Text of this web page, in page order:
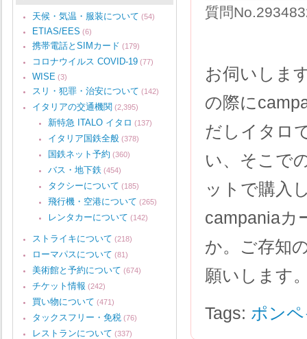
質問
お伺いしま
の際に
だしイタロ
い、そこで
ットで購入
campaniaカ
か。ご存知
願いします
Tags: ポン
天候・気温・服装について (54)
ETIAS/EES (6)
携帯電話とSIMカード (179)
コロナウイルス COVID-19 (77)
WISE (3)
スリ・犯罪・治安について (142)
イタリアの交通機関 (2,395)
新特急 ITALO イタロ (137)
イタリア国鉄全般 (378)
国鉄ネット予約 (360)
バス・地下鉄 (454)
タクシーについて (185)
飛行機・空港について (265)
レンタカーについて (142)
ストライキについて (218)
ローマパスについて (81)
美術館と予約について (674)
チケット情報 (242)
買い物について (471)
タックスフリー・免税 (76)
レストランについて (337)